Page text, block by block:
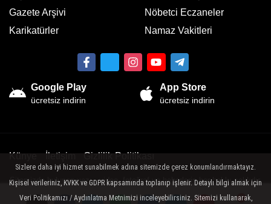
Gazete Arşivi
Karikatürler
Nöbetci Eczaneler
Namaz Vakitleri
Google Play
ücretsiz indirin
App Store
ücretsiz indirin
Künye İletişim Gizlilik Politikası
Sitemizde bulunan yazı , video, fotoğraf ve haberlerin her hakkı saklıdır.
Sizlere daha iyi hizmet sunabilmek adına sitemizde çerez konumlandırmaktayız.
Kişisel verileriniz, KVKK ve GDPR kapsamında toplanıp işlenir. Detaylı bilgi almak için
Veri Politikamızı / Aydınlatma Metnimizi inceleyebilirsiniz. Sitemizi kullanarak,